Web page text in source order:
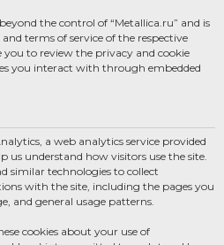
the control of “Metallica.ru” and is
terms of service of the respective
you to review the privacy and cookie
you interact with through embedded
a web analytics service provided
us understand how visitors use the site.
similar technologies to collect
with the site, including the pages you
and general usage patterns.
cookies about your use of